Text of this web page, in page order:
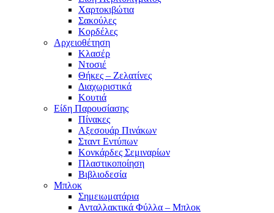
Χαρτοκιβώτια
Σακούλες
Κορδέλες
Αρχειοθέτηση
Κλασέρ
Ντοσιέ
Θήκες – Ζελατίνες
Διαχωριστικά
Κουτιά
Είδη Παρουσίασης
Πίνακες
Αξεσουάρ Πινάκων
Σταντ Εντύπων
Κονκάρδες Σεμιναρίων
Πλαστικοποίηση
Βιβλιοδεσία
Μπλοκ
Σημειωματάρια
Ανταλλακτικά Φύλλα – Μπλοκ